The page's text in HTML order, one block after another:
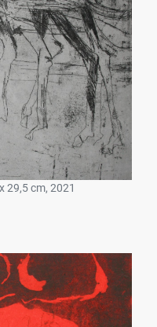
29,5 cm, 2021